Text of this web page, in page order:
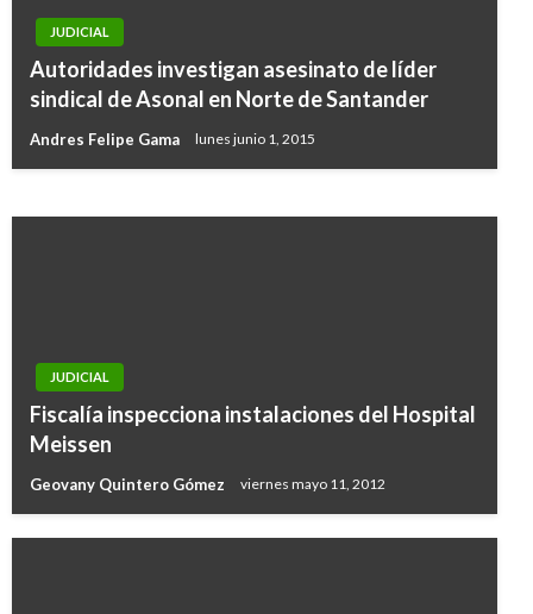
JUDICIAL
Autoridades investigan asesinato de líder
sindical de Asonal en Norte de Santander
Andres Felipe Gama lunes junio 1, 2015
JEP presentó el balance de su segundo año de
JUDICIAL
Fiscalía inspecciona instalaciones del Hospital
Meissen
Geovany Quintero Gómez viernes mayo 11, 2012